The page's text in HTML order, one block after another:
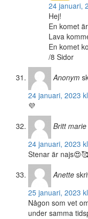
24 januari,
Hej!
En komet
Lava
En komet
/8 Sidor
Anonym
24 januari, 2023
💜
Britt marie
24 januari, 2023
Stenar är
Anette
25 januari, 2023
Någon som vet
under samma